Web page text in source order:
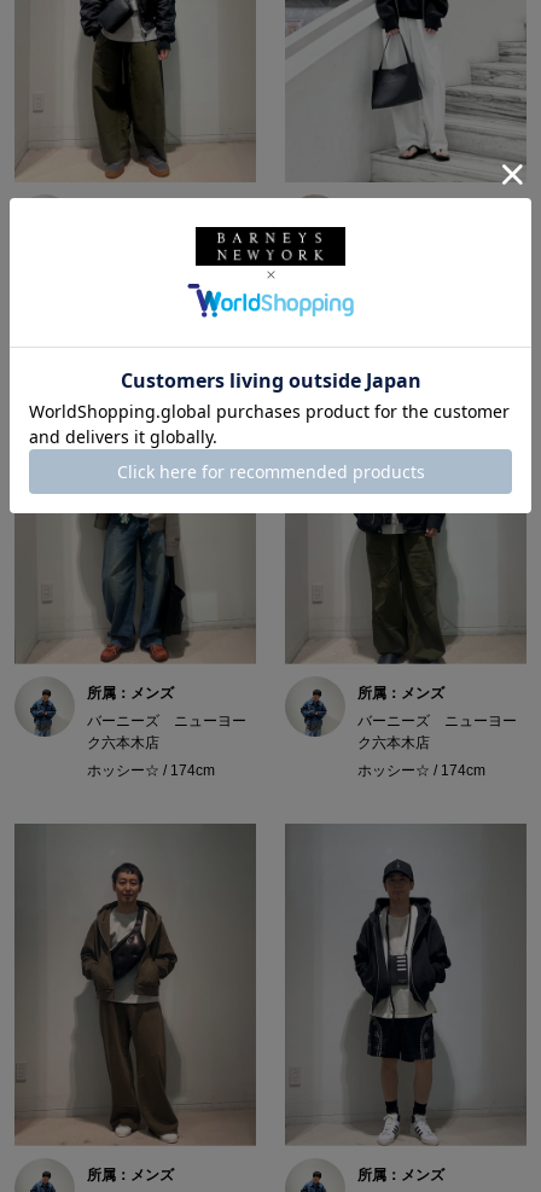
バーニーズ ニューヨー
ホッシー☆ / 174cm
所属：メンズ
バーニーズ ニューヨー
ク六本木店
ホッシー☆ / 174cm
所属：メンズ
バーニーズ ニューヨー
ク六本木店
ホッシー☆ / 174cm
所属：メンズ
所属：メンズ